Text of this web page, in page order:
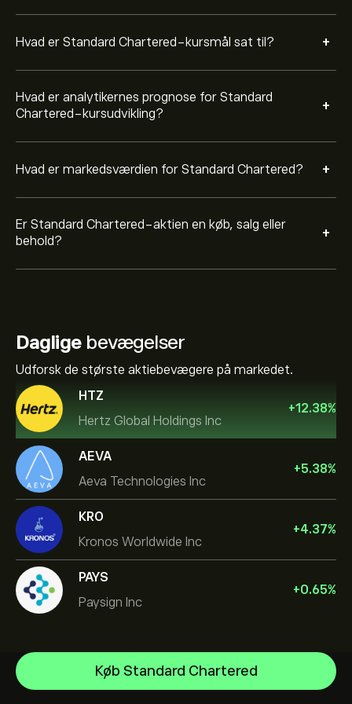
Hvad er Standard Chartered-kursmål sat til? +
Hvad er analytikernes prognose for Standard
Chartered-kursudvikling?
+
Hvad er markedsværdien for Standard Chartered? +
Er Standard Chartered-aktien en køb, salg eller
behold?
+
Dagligebevægelser
Udforsk de største aktiebevægere på markedet.
HTZ
Hertz Global Holdings Inc
+12.38%
AEVA
Aeva Technologies Inc
+5.38%
KRO
Kronos Worldwide Inc
+4.37%
PAYS
Paysign Inc
+0.65%
Køb Standard Chartered
NVIDIA Corporation
Amazon.com Inc